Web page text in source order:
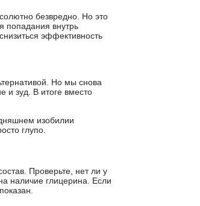
безвредно. Но это
попадания внутрь
эффективность
Но мы снова
и зуд. В итоге вместо
изобилии
глупо.
Проверьте, нет ли у
наличие глицерина. Если